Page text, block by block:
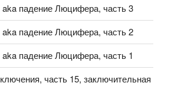
падение Люцифера, часть 3
падение Люцифера, часть 2
падение Люцифера, часть 1
часть 15, заключительная